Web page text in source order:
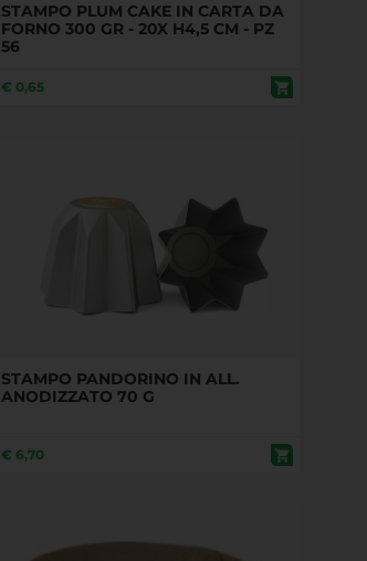
STAMPO PLUM CAKE IN CARTA DA
FORNO 300 GR - 20X H4,5 CM - PZ
56
€ 0,65
STAMPO PANDORINO IN ALL.
ANODIZZATO 70 G
€ 6,70